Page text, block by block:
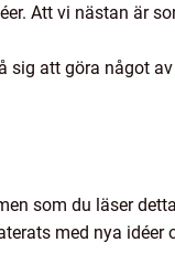
Att vi nästan är
sig att göra något av
som du läser
med nya idéer